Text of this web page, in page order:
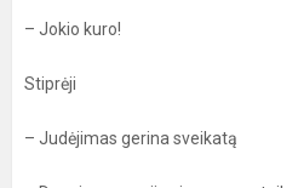
– Jokio kuro!
Stiprėji
– Judėjimas gerina sveikatą